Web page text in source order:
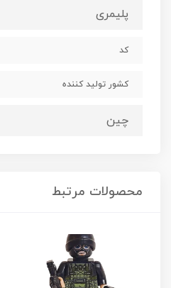
پلیمری
کد
کشور تولید کننده
چین
محصولات مرتبط